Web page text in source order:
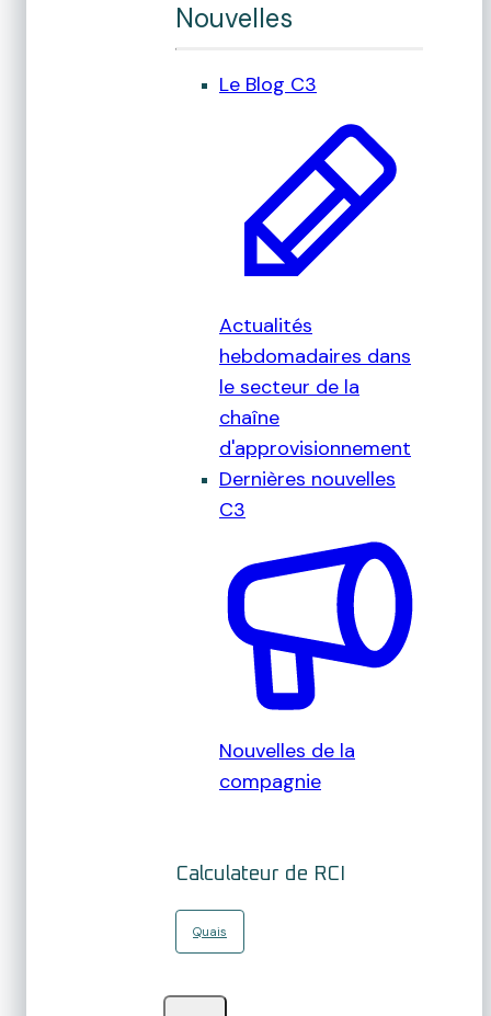
Nouvelles
Le Blog C3
Actualités
hebdomadaires dans
le secteur de la
chaîne
d'approvisionnement
Dernières nouvelles
C3
Nouvelles de la
compagnie
Calculateur de RCI
Quais